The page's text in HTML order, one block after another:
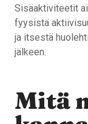
Sisäaktiviteetit
fyysistä
ja itsestä
jälkeen.
Mitä